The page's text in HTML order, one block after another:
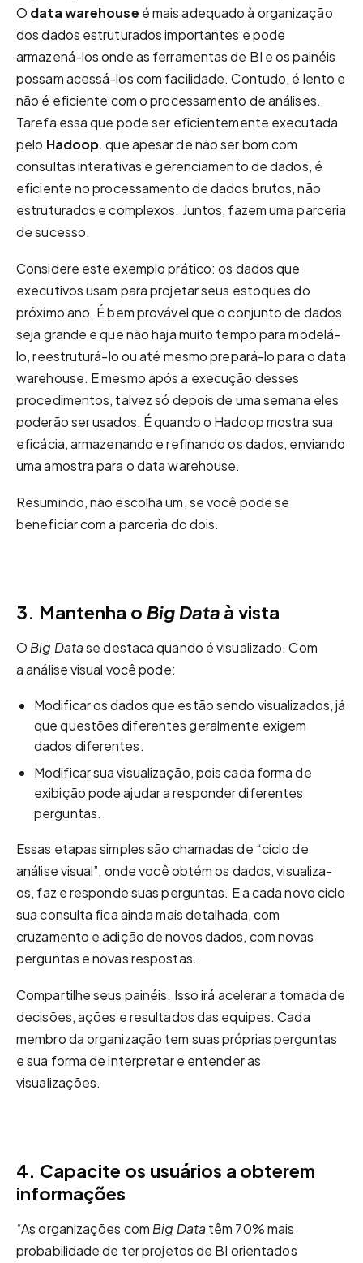
O data warehouse é mais adequado à organização
dos dados estruturados importantes e pode
armazená-los onde as ferramentas de BI e os painéis
possam acessá-los com facilidade. Contudo, é lento e
não é eficiente com o processamento de análises.
Tarefa essa que pode ser eficientemente executada
pelo Hadoop. que apesar de não ser bom com
consultas interativas e gerenciamento de dados, é
eficiente no processamento de dados brutos, não
estruturados e complexos. Juntos, fazem uma parceria
de sucesso.
Considere este exemplo prático: os dados que
executivos usam para projetar seus estoques do
próximo ano. É bem provável que o conjunto de dados
seja grande e que não haja muito tempo para modelá-
lo, reestruturá-lo ou até mesmo prepará-lo para o data
warehouse. E mesmo após a execução desses
procedimentos, talvez só depois de uma semana eles
poderão ser usados. É quando o Hadoop mostra sua
eficácia, armazenando e refinando os dados, enviando
uma amostra para o data warehouse.
Resumindo, não escolha um, se você pode se
beneficiar com a parceria do dois.
3. Mantenha o Big Data à vista
O Big Datase destaca quando é visualizado. Com
a análise visual você pode:
Modificar os dados que estão sendo visualizados, já
que questões diferentes geralmente exigem
dados diferentes.
Modificar sua visualização, pois cada forma de
exibição pode ajudar a responder diferentes
perguntas.
Essas etapas simples são chamadas de “ciclo de
análise visual”, onde você obtém os dados, visualiza-
os, faz e responde suas perguntas. E a cada novo ciclo
sua consulta fica ainda mais detalhada, com
cruzamento e adição de novos dados, com novas
perguntas e novas respostas.
Compartilhe seus painéis. Isso irá acelerar a tomada de
decisões, ações e resultados das equipes. Cada
membro da organização tem suas próprias perguntas
e sua forma de interpretar e entender as
visualizações.
4. Capacite os usuários a obterem
informações
“As organizações com Big Datatêm 70% mais
probabilidade de ter projetos de BI orientados